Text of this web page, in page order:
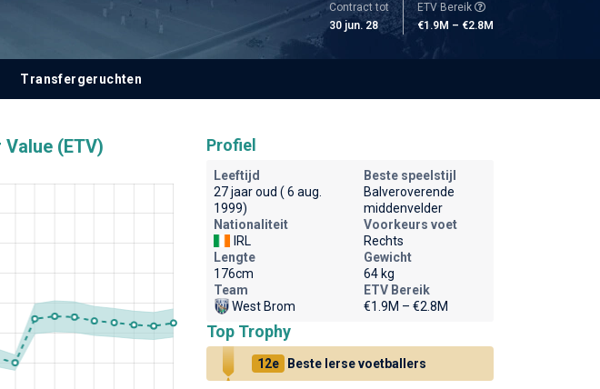
Contract tot
30 jun. 28
ETV Bereik
€1.9M – €2.8M
Transfergeruchten
(ETV) Profiel
Leeftijd
27 jaar oud ( 6 aug.
1999)
Beste speelstijl
Balveroverende
middenvelder
Nationaliteit
IRL
Voorkeurs voet
Rechts
Lengte
176cm
Gewicht
64 kg
Team
West Brom
ETV Bereik
€1.9M – €2.8M
Top Trophy
12e Beste Ierse voetballers